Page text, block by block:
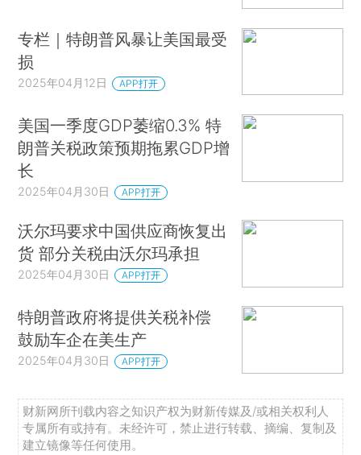
专栏｜特朗普风暴让美国最受
损
2025年04月12日 APP打开
美国一季度GDP萎缩0.3% 特
朗普关税政策预期拖累GDP增
长
2025年04月30日 APP打开
沃尔玛要求中国供应商恢复出
货 部分关税由沃尔玛承担
2025年04月30日 APP打开
特朗普政府将提供关税补偿
鼓励车企在美生产
2025年04月30日 APP打开
财新网所刊载内容之知识产权为财新传媒及/或相关权利人
专属所有或持有。未经许可，禁止进行转载、摘编、复制及
建立镜像等任何使用。